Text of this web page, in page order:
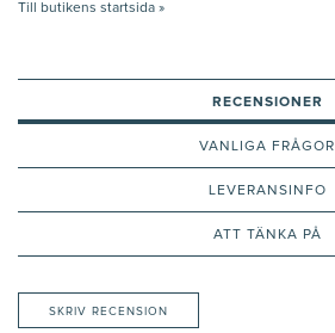
Till butikens startsida »
RECENSIONER
VANLIGA FRÅGOR
LEVERANSINFO
ATT TÄNKA PÅ
SKRIV RECENSION